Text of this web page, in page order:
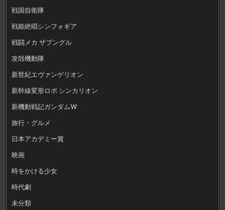
戦国自衛隊
戦姫絶唱シンフォギア
戦闘メカ ザブングル
攻殻機動隊
新世紀エヴァンゲリオン
新幹線変形ロボ シンカリオン
新機動戦記ガンダムW
旅行・グルメ
日本アカデミー賞
映画
時をかける少女
時代劇
未分類